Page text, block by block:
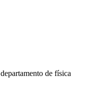
departamento de física